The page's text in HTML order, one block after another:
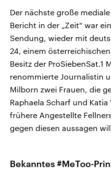
Der nächste große
Bericht in der „Zeit“ war
Sendung, wieder mit
24, einem
Besitz der ProSiebenSat.1
renommierte Journalistin
Milborn zwei Frauen, die
Raphaela Scharf und
frühere Angestellte
gegen diesen aussagen
Bekanntes #MeToo-